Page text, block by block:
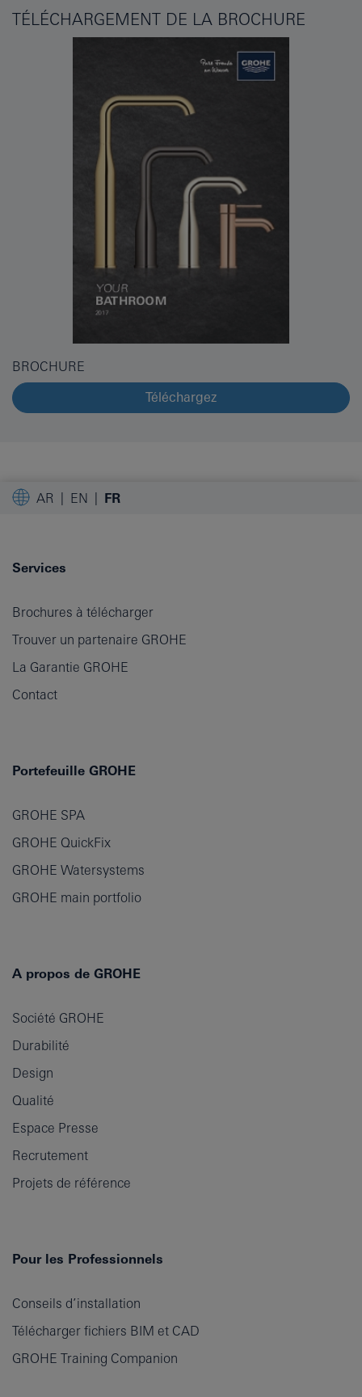
TÉLÉCHARGEMENT DE LA BROCHURE
BROCHURE
Téléchargez
AR EN FR
Services
Brochures à télécharger
Trouver un partenaire GROHE
La Garantie GROHE
Contact
Portefeuille GROHE
GROHE SPA
GROHE QuickFix
GROHE Watersystems
GROHE main portfolio
A propos de GROHE
Société GROHE
Durabilité
Design
Qualité
Espace Presse
Recrutement
Projets de référence
Pour les Professionnels
Conseils d’installation
Télécharger fichiers BIM et CAD
GROHE Training Companion